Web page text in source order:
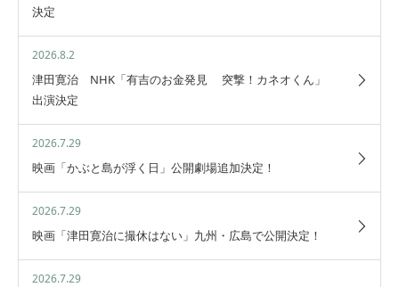
決定
2026.8.2
津田寛治 NHK「有吉のお金発見 突撃！カネオくん」
出演決定
2026.7.29
映画「かぶと島が浮く日」公開劇場追加決定！
2026.7.29
映画「津田寛治に撮休はない」九州・広島で公開決定！
2026.7.29